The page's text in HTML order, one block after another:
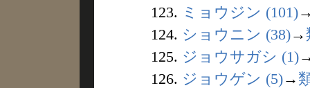
123. ミョウジン (101)
124. ショウニン (38)→
125. ジョウサガシ (1)
126. ジョウゲン (5)→